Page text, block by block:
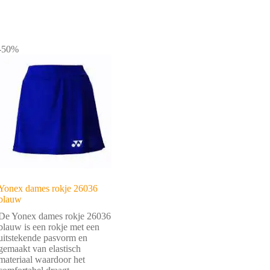
dames rokje 26036
Yonex dames rokje 26036
is een rokje met een
pasvorm en
van elastisch
waardoor het